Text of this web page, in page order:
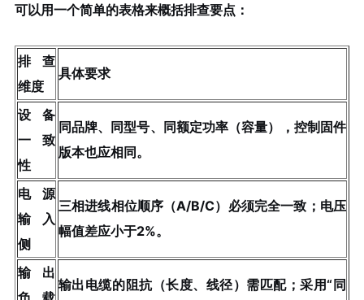
可以用一个简单的表格来概括排查要点：
排查
维度
具体要求
设备
一致
性
同品牌、同型号、同额定功率（容量）， 控制固件
版本也应相同。
电源
输入
侧
三相进线相位顺序（A/B/C）必须完全一致 ；电压
幅值差应小于2%。
输出
输出电缆的阻抗（长度、线径）需匹配；采用“同